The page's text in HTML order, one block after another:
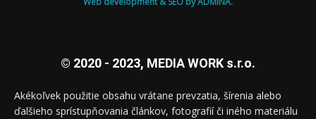
© 2020 - 2023, MEDIA WORK s.r.o.
Akékoľvek použitie obsahu vrátane prevzatia, šírenia alebo
ďalšieho sprístupňovania článkov, fotografií či iného materiálu